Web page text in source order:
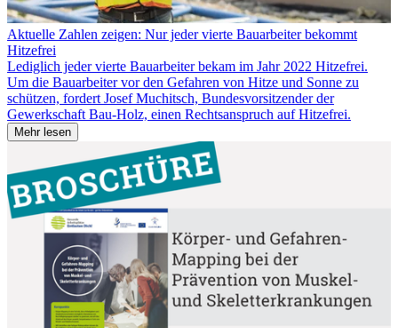
Aktuelle Zahlen zeigen: Nur jeder vierte Bauarbeiter bekommt
Hitzefrei
Lediglich jeder vierte Bauarbeiter bekam im Jahr 2022 Hitzefrei.
Um die Bauarbeiter vor den Gefahren von Hitze und Sonne zu
schützen, fordert Josef Muchitsch, Bundesvorsitzender der
Gewerkschaft Bau-Holz, einen Rechtsanspruch auf Hitzefrei.
Mehr lesen